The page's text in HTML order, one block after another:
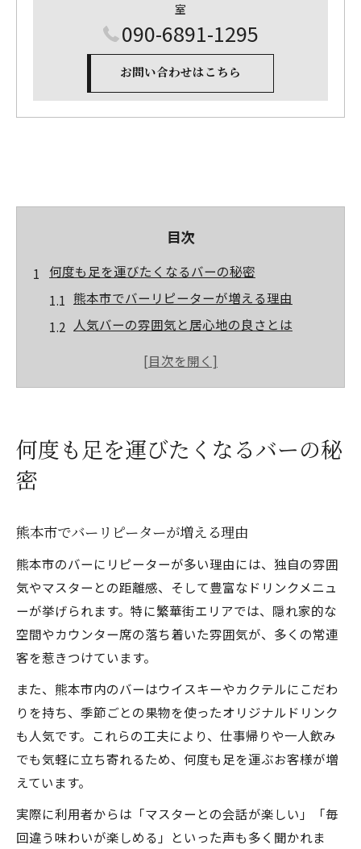
室
090-6891-1295
お問い合わせはこちら
目次
何度も足を運びたくなるバーの秘密
熊本市でバーリピーターが増える理由
人気バーの雰囲気と居心地の良さとは
バー選びに迷わないための注目ポイント
バーでしか味わえない熊本市独自の体験
熊本バーで出会う個性豊かなマスターの魅
力
気軽に通えるバーの雰囲気を徹底解説
リピーターが語る熊本のバー魅力徹底解説
リピーターに選ばれる熊本市バーの共通点
熊本バーで味わう特別なひとときの理由
口コミで広がるバーの評判や利用シーン
一度行けば通いたくなるバーの雰囲気とは
女性にも人気の熊本市内バーの特徴紹介
落ち着いた時間を楽しみたい方へ熊本市バー案
熊本市で静かに過ごせるバーの選び方
何度も足を運びたくなるバーの秘
密
熊本市でバーリピーターが増える理由
熊本市のバーにリピーターが多い理由には、独自の雰囲
気やマスターとの距離感、そして豊富なドリンクメニュ
ーが挙げられます。特に繁華街エリアでは、隠れ家的な
空間やカウンター席の落ち着いた雰囲気が、多くの常連
客を惹きつけています。
また、熊本市内のバーはウイスキーやカクテルにこだわ
りを持ち、季節ごとの果物を使ったオリジナルドリンク
も人気です。これらの工夫により、仕事帰りや一人飲み
でも気軽に立ち寄れるため、何度も足を運ぶお客様が増
えています。
実際に利用者からは「マスターとの会話が楽しい」「毎
回違う味わいが楽しめる」といった声も多く聞かれま